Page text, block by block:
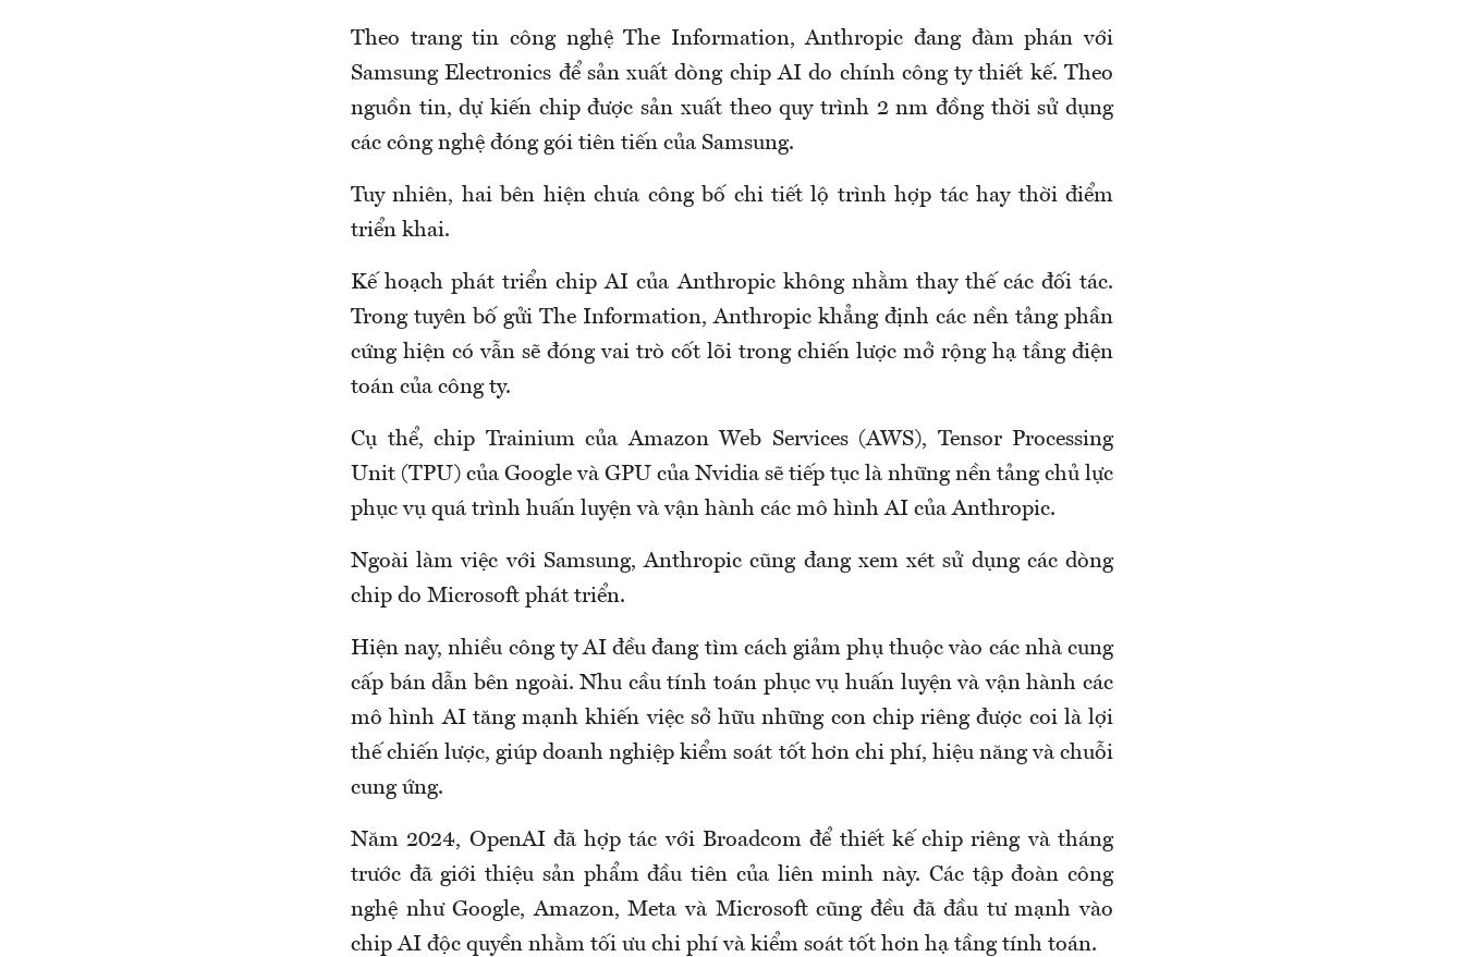
Theo trang tin công nghệ The Information, Anthropic đang đàm phán với
Samsung Electronics để sản xuất dòng chip AI do chính công ty thiết kế. Theo
nguồn tin, dự kiến chip được sản xuất theo quy trình 2 nm đồng thời sử dụng
các công nghệ đóng gói tiên tiến của Samsung.
Tuy nhiên, hai bên hiện chưa công bố chi tiết lộ trình hợp tác hay thời điểm
triển khai.
Kế hoạch phát triển chip AI của Anthropic không nhằm thay thế các đối tác.
Trong tuyên bố gửi The Information, Anthropic khẳng định các nền tảng phần
cứng hiện có vẫn sẽ đóng vai trò cốt lõi trong chiến lược mở rộng hạ tầng điện
toán của công ty.
Cụ thể, chip Trainium của Amazon Web Services (AWS), Tensor Processing
Unit (TPU) của Google và GPU của Nvidia sẽ tiếp tục là những nền tảng chủ lực
phục vụ quá trình huấn luyện và vận hành các mô hình AI của Anthropic.
Ngoài làm việc với Samsung, Anthropic cũng đang xem xét sử dụng các dòng
chip do Microsoft phát triển.
Hiện nay, nhiều công ty AI đều đang tìm cách giảm phụ thuộc vào các nhà cung
cấp bán dẫn bên ngoài. Nhu cầu tính toán phục vụ huấn luyện và vận hành các
mô hình AI tăng mạnh khiến việc sở hữu những con chip riêng được coi là lợi
thế chiến lược, giúp doanh nghiệp kiểm soát tốt hơn chi phí, hiệu năng và chuỗi
cung ứng.
Năm 2024, OpenAI đã hợp tác với Broadcom để thiết kế chip riêng và tháng
trước đã giới thiệu sản phẩm đầu tiên của liên minh này. Các tập đoàn công
nghệ như Google, Amazon, Meta và Microsoft cũng đều đã đầu tư mạnh vào
chip AI độc quyền nhằm tối ưu chi phí và kiểm soát tốt hơn hạ tầng tính toán.